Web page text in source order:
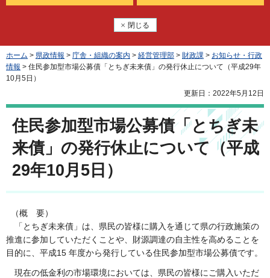
閉じる
ホーム > 県政情報 > 庁舎・組織の案内 > 経営管理部 > 財政課 > お知らせ・行政
情報 > 住民参加型市場公募債「とちぎ未来債」の発行休止について（平成29年
10月5日）
更新日：2022年5月12日
住民参加型市場公募債「とちぎ未
来債」の発行休止について（平成
29年10月5日）
（概 要）
「とちぎ未来債」は、県民の皆様に購入を通じて県の行政施策の
推進に参加していただくことや、財源調達の自主性を高めることを
目的に、平成15 年度から発行している住民参加型市場公募債です。
現在の低金利の市場環境においては、県民の皆様にご購入いただ